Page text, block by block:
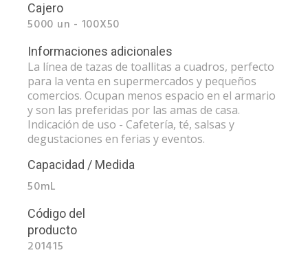
Cajero
5000 un - 100X50
Informaciones adicionales
La línea de tazas de toallitas a cuadros, perfecto
para la venta en supermercados y pequeños
comercios. Ocupan menos espacio en el armario
y son las preferidas por las amas de casa.
Indicación de uso - Cafetería, té, salsas y
degustaciones en ferias y eventos.
Capacidad / Medida
50mL
Código del
producto
201415